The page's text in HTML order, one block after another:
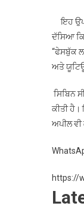
ਇਹ
ਦੱਸਿਆ
“ਫੇਸਬੁੱਕ
ਅਤੇ
ਸਿਬਿਨ
ਕੀਤੀ
ਅਪੀਲ ਵੀ
https://